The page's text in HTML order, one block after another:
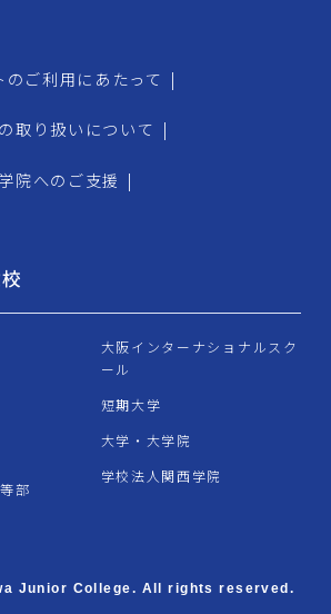
のご利用にあたって |
取り扱いについて |
院へのご支援 |
部
大阪インターナショナルスク
ール
短期大学
大学・大学院
学校法人関西学院
Junior College. All rights reserved.